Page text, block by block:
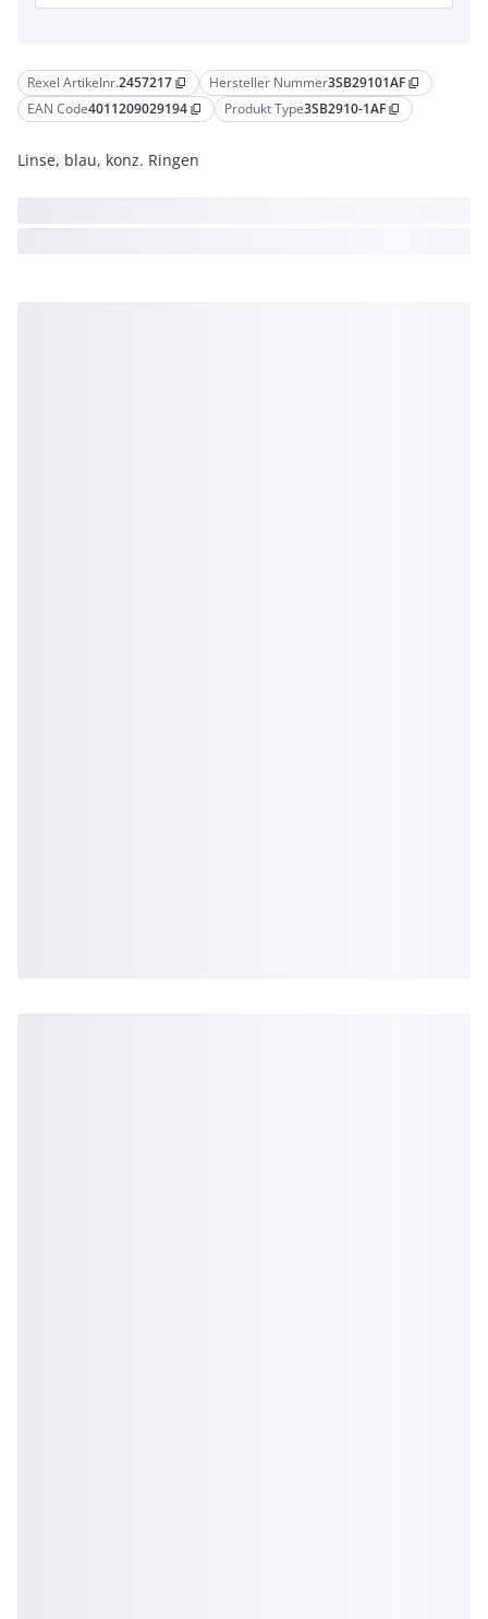
Rexel Artikelnr.2457217 content_copy Hersteller Nummer3SB29101AF content_copy
EAN Code4011209029194 content_copy Produkt Type3SB2910-1AF content_copy
Linse, blau, konz. Ringen